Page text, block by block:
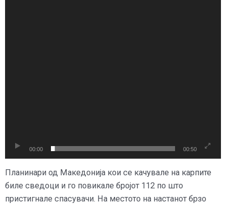
00:00 00:50
Планинари од Македонија кои се качувале на карпите
биле сведоци и го повикале бројот 112 по што
пристигнале спасувачи. На местото на настанот брзо